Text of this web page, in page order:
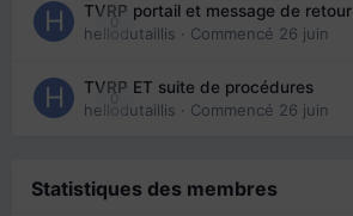
0
TVRP portail et message de retour
hellodutaillis · Commencé 26 juin
0
TVRP ET suite de procédures
hellodutaillis · Commencé 26 juin
Statistiques des membres